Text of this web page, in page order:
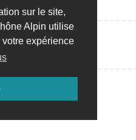
sur le site,
Alpin utilise
expérience